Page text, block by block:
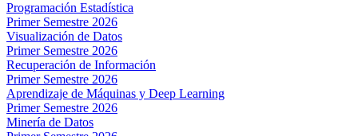
Programación Estadística
Primer Semestre 2026
Visualización de Datos
Primer Semestre 2026
Recuperación de Información
Primer Semestre 2026
Aprendizaje de Máquinas y Deep Learning
Primer Semestre 2026
Minería de Datos